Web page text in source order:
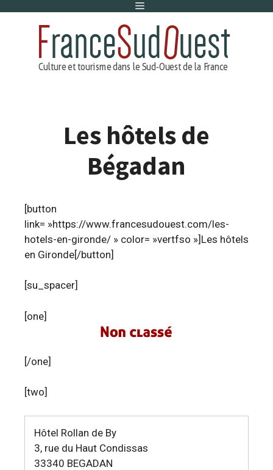
Menu
Les hôtels de
Bégadan
[button
link= »https://www.francesudouest.com/les-
hotels-en-gironde/ » color= »vertfso »]Les hôtels
en Gironde[/button]
[su_spacer]
[one]
[/one]
[two]
Hôtel Rollan de By
3, rue du Haut Condissas
33340 BEGADAN